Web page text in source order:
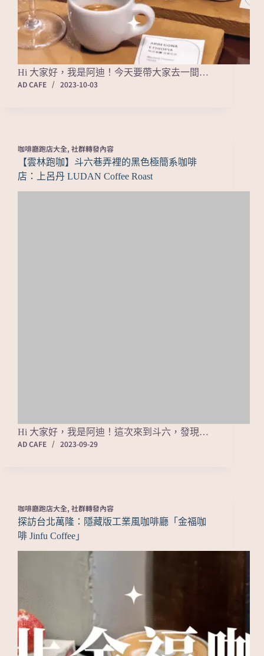
Hi 大家好，我是阿迪！今天要帶大家去一間…
AD CAFE
2023-10-03
咖啡廳跑店大全, 社群轉發內容
【雲林跑咖】斗六巷弄裡的黑色極簡系咖啡
店：上呂丹 LUDAN Coffee Roast
Hi 大家好，我是阿迪！這次來到斗六，發現…
AD CAFE
2023-09-29
咖啡廳跑店大全, 社群轉發內容
探訪台北萬隆：隱藏版工業風咖啡廳「金福咖
啡 Jinfu Coffee」